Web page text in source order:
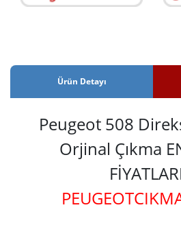
Ürün Detayı
Peugeot 508
Orjinal Çıkma